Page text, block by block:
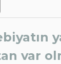
var